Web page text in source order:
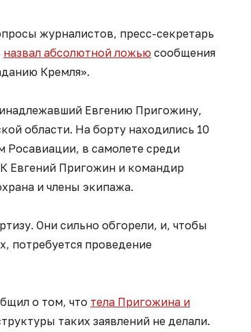
журналистов, пресс-секретарь
назвал абсолютной ложью сообщения
Кремля».
Евгению Пригожину,
области. На борту находились 10
Росавиации, в самолете среди
Евгений Пригожин и командир
и члены экипажа.
Они сильно обгорели, и, чтобы
потребуется проведение
о том, что тела Пригожина и
таких заявлений не делали.